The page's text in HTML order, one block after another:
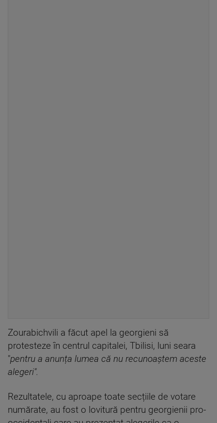
Zourabichvili a făcut apel la georgieni să
protesteze în centrul capitalei, Tbilisi, luni seara
"pentru a anunța lumea că nu recunoaștem aceste
alegeri".
Rezultatele, cu aproape toate secțiile de votare
numărate, au fost o lovitură pentru georgienii pro-